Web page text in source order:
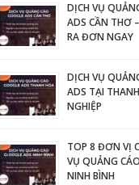
DỊCH VỤ
ADS CẦN THƠ
RA ĐƠN NGAY
DỊCH VỤ
ADS TẠI
NGHIỆP
TOP 8 ĐƠN VỊ
VỤ QUẢNG
NINH BÌNH